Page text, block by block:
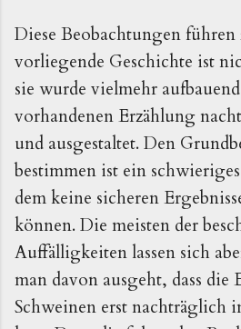
Diese Beobachtungen führen
vorliegende Geschichte ist
sie wurde vielmehr
vorhandenen Erzählung
und ausgestaltet. Den
bestimmen ist ein
dem keine sicheren
können. Die meisten der
Auffälligkeiten lassen sich
man davon ausgeht, dass die
Schweinen erst nachträglich